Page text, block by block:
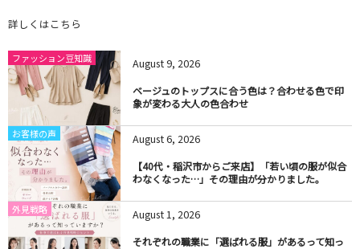
詳しくはこちら
ファッション豆知識 August9, 2026
ベージュのトップスに合う色は？合わせる色で印
象が変わる大人の色合わせ
お客様の声 August6, 2026
【40代・稲沢市からご来店】「若い頃の服が似合
わなくなった…」その理由が分かりました。
外見戦略 August 1 , 2026
それぞれの職業に「選ばれる服」があるって知っ